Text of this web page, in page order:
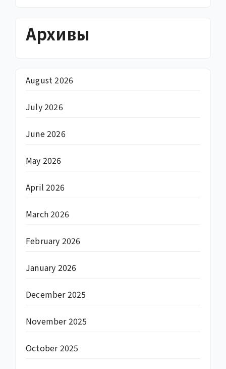
Архивы
August 2026
July 2026
June 2026
May 2026
April 2026
March 2026
February 2026
January 2026
December 2025
November 2025
October 2025